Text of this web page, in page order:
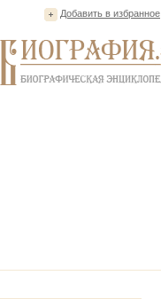
Добавить в избранное